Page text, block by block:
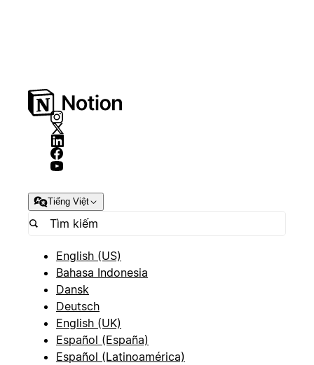
Tiếng Việt
English (US)
Bahasa Indonesia
Dansk
Deutsch
English (UK)
Español (España)
Español (Latinoamérica)